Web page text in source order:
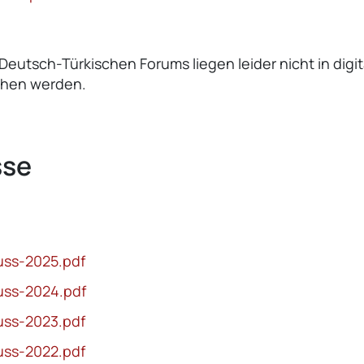
Türkischen Forums liegen leider nicht in
werden.
2025.pdf
2024.pdf
2023.pdf
2022.pdf